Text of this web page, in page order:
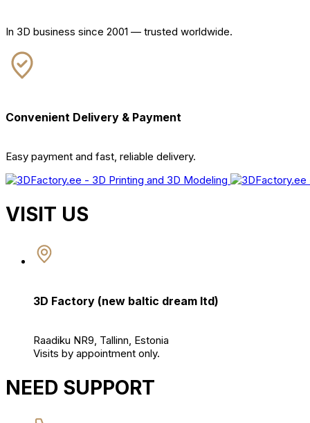
In 3D business since 2001 — trusted worldwide.
Convenient Delivery & Payment
Easy payment and fast, reliable delivery.
VISIT US
3D Factory (new baltic dream ltd)
Raadiku NR9, Tallinn, Estonia
Visits by appointment only.
NEED SUPPORT